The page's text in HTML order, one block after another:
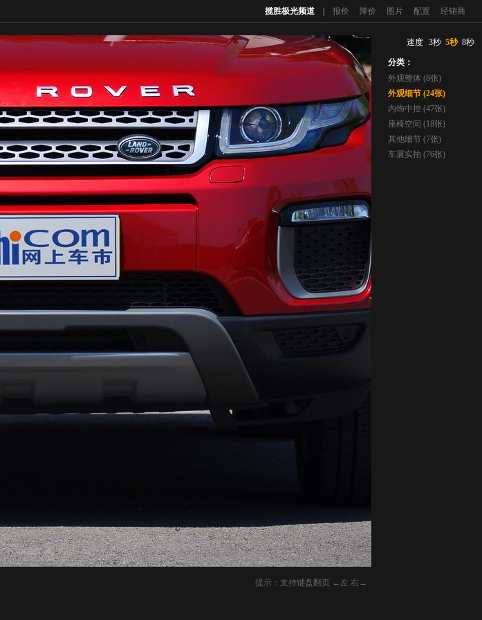
揽胜极光频道 报价 降价 图片 配置 经销商
提示：支持键盘翻页 ←左 右→
速度 3秒 5秒 8秒
分类：
外观整体 (8张)
外观细节 (24张)
内饰中控 (47张)
座椅空间 (18张)
其他细节 (7张)
车展实拍 (76张)